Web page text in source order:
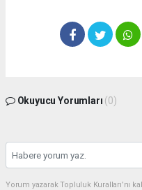
Okuyucu Yorumları (0)
Yorum yazarak Topluluk Kuralları’nı